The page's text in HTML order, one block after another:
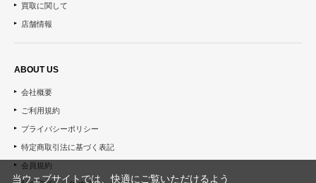
買取に関して
店舗情報
ABOUT US
会社概要
ご利用規約
プライバシーポリシー
特定商取引法に基づく表記
会員規約
当ウェブサイトでは、快適にご覧いただけるよう